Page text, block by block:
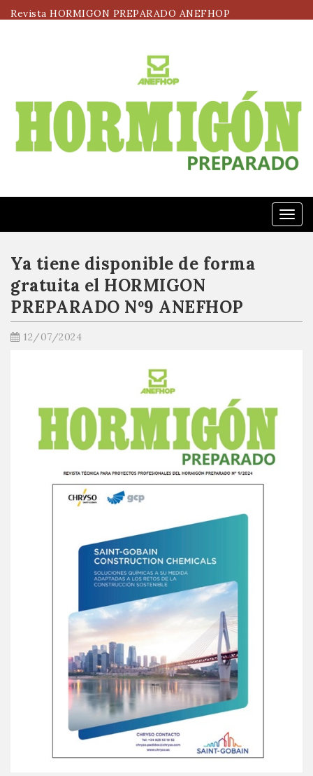
Revista HORMIGON PREPARADO ANEFHOP
Menú
Ya tiene disponible de forma
gratuita el HORMIGON
PREPARADO Nº9 ANEFHOP
12/07/2024